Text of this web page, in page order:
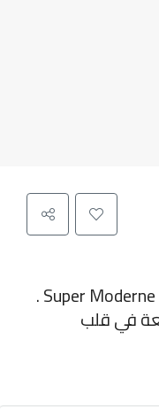
فيلا 7+1 كبيرة وجديدة عصرية Super Moderne .
في قلب